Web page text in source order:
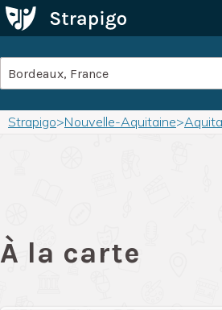
Strapigo>Nouvelle-Aquitaine>
À la carte